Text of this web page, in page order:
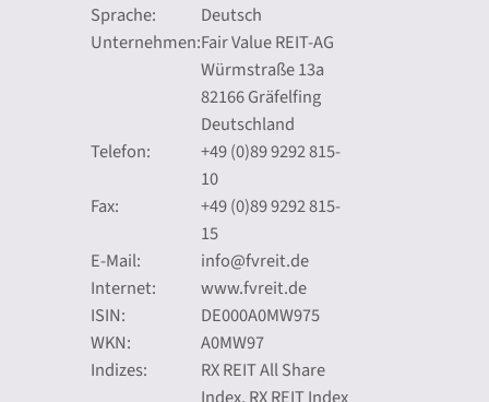
Sprache:
Deutsch
Unternehmen:Fair Value REIT-AG
Würmstraße 13a
82166 Gräfelfing
Deutschland
Telefon:
+49 (0)89 9292 815-
10
Fax:
+49 (0)89 9292 815-
15
E-Mail:
info@fvreit.de
Internet:
www.fvreit.de
ISIN:
DE000A0MW975
WKN:
A0MW97
Indizes:
RX REIT All Share